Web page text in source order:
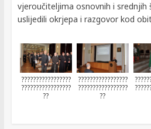
vjeroučiteljima osnovnih i srednjih
uslijedili okrjepa i razgovor kod
?????????????????
?????????????????
??
?????????????????
?????????????????
??